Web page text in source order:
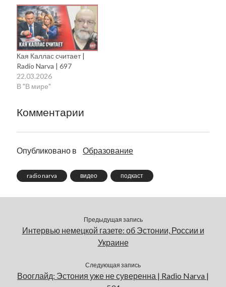
Кая Каллас считает |
Radio Narva | 697
22.03.2026
В "В мире"
Комментарии
Опубликовано в Образование
radio narva видео подкаст
Предыдущая запись
Интервью немецкой газете: об Эстонии, России и
Украине
Следующая запись
Вооглайд: Эстония уже не суверенна | Radio Narva |